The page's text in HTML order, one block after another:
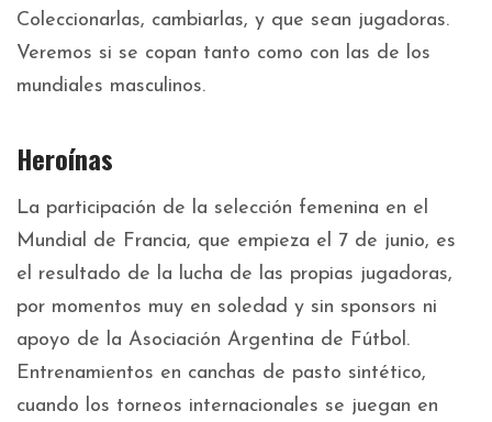
Coleccionarlas, cambiarlas, y que sean jugadoras.
Veremos si se copan tanto como con las de los
mundiales masculinos.
Heroínas
La participación de la selección femenina en el
Mundial de Francia, que empieza el 7 de junio, es
el resultado de la lucha de las propias jugadoras,
por momentos muy en soledad y sin sponsors ni
apoyo de la Asociación Argentina de Fútbol.
Entrenamientos en canchas de pasto sintético,
cuando los torneos internacionales se juegan en